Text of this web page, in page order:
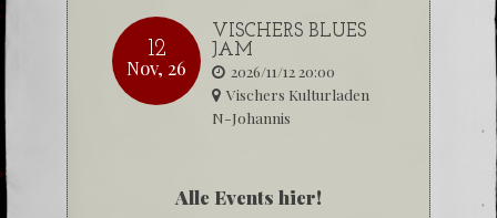
12
Nov, 26
VISCHERS BLUES
JAM
2026/11/12 20:00
Vischers Kulturladen
N-Johannis
Alle Events hier!